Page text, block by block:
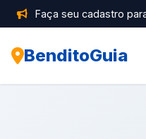
Faça seu cadastro
BenditoGuia